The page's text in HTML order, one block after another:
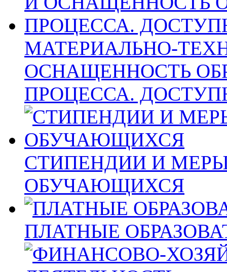
МАТЕРИАЛЬНО-
ОСНАЩЕННОСТЬ
ПРОЦЕССА.
СТИПЕНДИИ И
ОБУЧАЮЩИХСЯ
ПЛАТНЫЕ